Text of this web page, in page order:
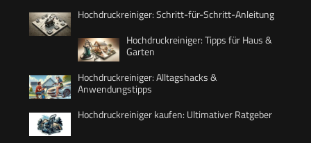
Hochdruckreiniger: Schritt-für-Schritt-Anleitung
Hochdruckreiniger: Tipps für Haus &
Garten
Hochdruckreiniger: Alltagshacks &
Anwendungstipps
Hochdruckreiniger kaufen: Ultimativer Ratgeber